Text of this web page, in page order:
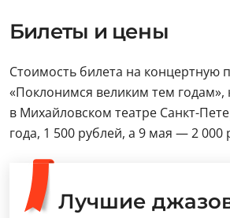
Билеты и цены
Стоимость билета на концертную
«Поклонимся великим тем годам»,
в Михайловском театре Санкт-
года, 1 500 рублей, а 9 мая — 2 000
Лучшие